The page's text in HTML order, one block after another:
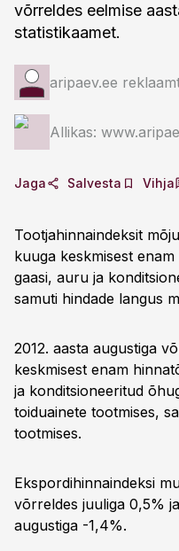
võrreldes eelmise
statistikaamet.
aripaev.ee
Allikas:
Jaga Salvesta Vihja
Tootjahinnaindeksit
kuuga keskmisest
gaasi, auru ja
samuti hindade langus
2012. aasta augustiga
keskmisest enam
ja konditsioneeritud
toiduainete tootmises,
tootmises.
Ekspordihinnaindeksi
võrreldes juuliga 0,5%
augustiga -1,4%.